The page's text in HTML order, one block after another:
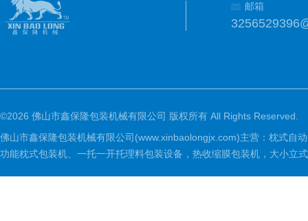
邮箱
©2026 佛山市鑫保隆包装机械有限公司 版权所有 All Rights Reserved.
佛山市鑫保隆包装机械有限公司(www.xinbaolongjx.com)主营：枕式自
功能枕式包装机、一托一开托理料包装设备，热收缩膜包装机，大小立